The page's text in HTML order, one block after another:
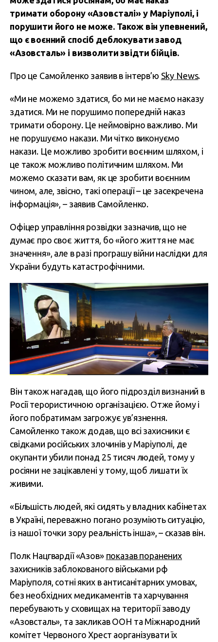
тримати оборону «Азовсталі» у Маріуполі, і
порушити його не може. Також він упевнений,
що є воєнний спосіб деблокувати завод
«Азовсталь» і визволити звідти бійців.
Про це Самойленко заявив в інтерв’ю Sky News.
«Ми не можемо здатися, бо ми не маємо наказу
здатися. Ми не порушимо попередній наказ
тримати оборону. Це неймовірно важливо. Ми
не порушуємо накази. Ми чітко виконуємо
накази. Це можливо зробити воєнним шляхом, і
це також можливо політичним шляхом. Ми
можемо сказати вам, як це зробити воєнним
чином, але, звісно, такі операції – це засекречена
інформація», – заявив Самойленко.
Офіцер управління розвідки зазначив, що не
думає про своє життя, бо «його життя не має
значення», але в разі програшу війни наслідки для
України будуть катастрофічними.
Він також нагадав, що його підрозділ визнаний в
Росії терористичною організацією. Отже йому і
його побратимам загрожує ув’язнення.
Самойленко також додав, що всі захисники є
свідками російських злочинів у Маріуполі, де
окупанти убили понад 25 тисяч людей, тому у
росіяни не зацікавлені у тому, щоб лишати їх
живими.
«Більшість людей, які сидять у владних кабінетах
в Україні, переважно погано розуміють ситуацію,
із нашої точки зору реальність інша», – сказав він.
Полк Нацгвардії «Азов» показав поранених
захисників заблокованого військами рф
Маріуполя, сотні яких в антисанітарних умовах,
без необхідних медикаментів та харчування
перебувають у сховищах на території заводу
«Азовсталь», та закликав ООН та Міжнародний
комітет Червоного Хрест аорганізувати їх